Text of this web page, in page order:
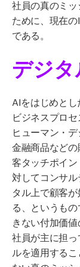
社員の真のミ
ために、現在
である。
デジ
AIをはじめと
ビジネスプロ
ヒューマン・
金融商品など
客タッチポイ
対してコンサ
タル上で顧客
る、というも
きない付加価
社員が主に担
ルを適用する